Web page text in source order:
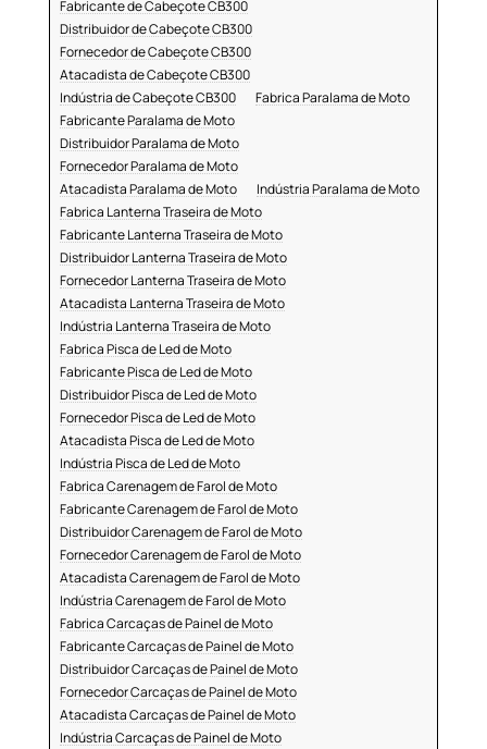
Fabricante de Cabeçote CB300
Distribuidor de Cabeçote CB300
Fornecedor de Cabeçote CB300
Atacadista de Cabeçote CB300
Indústria de Cabeçote CB300
Fabrica Paralama de Moto
Fabricante Paralama de Moto
Distribuidor Paralama de Moto
Fornecedor Paralama de Moto
Atacadista Paralama de Moto
Indústria Paralama de Moto
Fabrica Lanterna Traseira de Moto
Fabricante Lanterna Traseira de Moto
Distribuidor Lanterna Traseira de Moto
Fornecedor Lanterna Traseira de Moto
Atacadista Lanterna Traseira de Moto
Indústria Lanterna Traseira de Moto
Fabrica Pisca de Led de Moto
Fabricante Pisca de Led de Moto
Distribuidor Pisca de Led de Moto
Fornecedor Pisca de Led de Moto
Atacadista Pisca de Led de Moto
Indústria Pisca de Led de Moto
Fabrica Carenagem de Farol de Moto
Fabricante Carenagem de Farol de Moto
Distribuidor Carenagem de Farol de Moto
Fornecedor Carenagem de Farol de Moto
Atacadista Carenagem de Farol de Moto
Indústria Carenagem de Farol de Moto
Fabrica Carcaças de Painel de Moto
Fabricante Carcaças de Painel de Moto
Distribuidor Carcaças de Painel de Moto
Fornecedor Carcaças de Painel de Moto
Atacadista Carcaças de Painel de Moto
Indústria Carcaças de Painel de Moto